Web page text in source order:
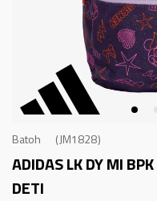
Batoh JM1828
ADIDAS LK DY MI BPK
DETI